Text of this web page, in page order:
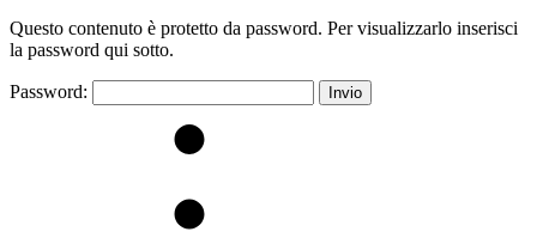
Questo contenuto è protetto da password. Per visualizzarlo inserisci
la password qui sotto.
Password: